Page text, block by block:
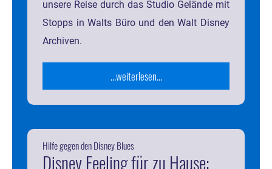
unsere Reise durch das Studio Gelände mit
Stopps in Walts Büro und den Walt Disney
Archiven.
...weiterlesen...
Hilfe gegen den Disney Blues
Disney Feeling für zu Hause: